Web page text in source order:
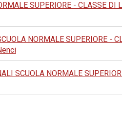
SUPERIORE - CLASSE
NORMALE SUPERIORE -
SCUOLA NORMALE